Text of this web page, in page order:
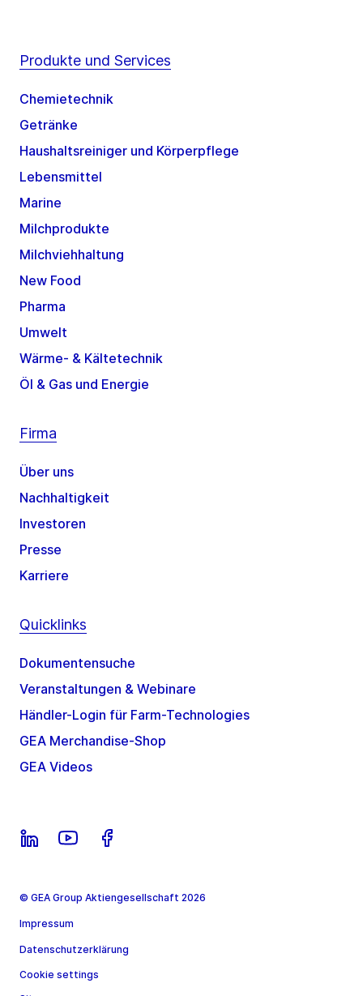
Produkte und Services
Chemietechnik
Getränke
Haushaltsreiniger und Körperpflege
Lebensmittel
Marine
Milchprodukte
Milchviehhaltung
New Food
Pharma
Umwelt
Wärme- & Kältetechnik
Öl & Gas und Energie
Firma
Über uns
Nachhaltigkeit
Investoren
Presse
Karriere
Quicklinks
Dokumentensuche
Veranstaltungen & Webinare
Händler-Login für Farm-Technologies
GEA Merchandise-Shop
GEA Videos
© GEA Group Aktiengesellschaft 2026
Impressum
Datenschutzerklärung
Cookie settings